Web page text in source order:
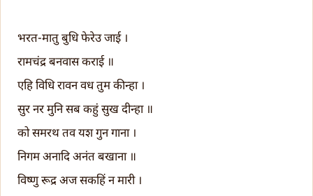
भरत-मातु बुधि फेरेउ जाई ।
रामचंद्र बनवास कराई ॥
एहि विधि रावन वध तुम कीन्हा ।
सुर नर मुनि सब कहुं सुख दीन्हा ॥
को समरथ तव यश गुन गाना ।
निगम अनादि अनंत बखाना ॥
विष्णु रूद्र अज सकहिं न मारी ।